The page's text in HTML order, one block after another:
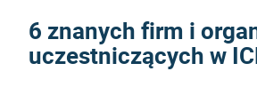
6 znanych firm i
uczestniczących w